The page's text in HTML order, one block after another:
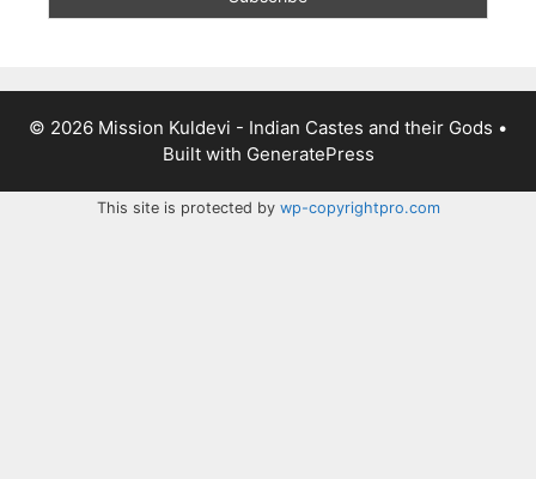
© 2026 Mission Kuldevi - Indian Castes and their Gods •
Built with GeneratePress
This site is protected by wp-copyrightpro.com